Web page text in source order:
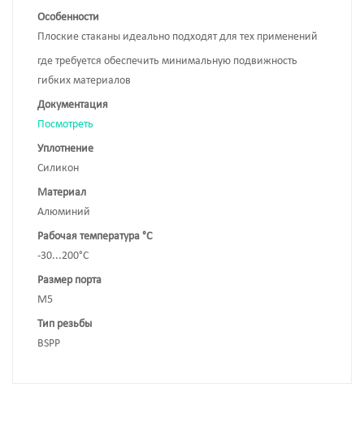
Особенности
Плоские стаканы идеально подходят для тех применений
где требуется обеспечить минимальную подвижность
гибких материалов
Документация
Посмотреть
Уплотнение
Силикон
Материал
Алюминий
Рабочая температура °C
-30...200°C
Размер порта
M5
Тип резьбы
BSPP